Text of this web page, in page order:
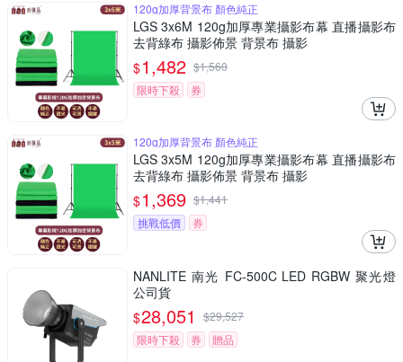
120g加厚背景布 顏色純正
LGS 3x6M 120g加厚專業攝影布幕 直播攝影布
去背綠布 攝影佈景 背景布 攝影
$1,482 $1,560
限時下殺
券
120g加厚背景布 顏色純正
LGS 3x5M 120g加厚專業攝影布幕 直播攝影布
去背綠布 攝影佈景 背景布 攝影
$1,369 $1,441
挑戰低價
券
NANLITE 南光 FC-500C LED RGBW 聚光燈
公司貨
$28,051 $29,527
限時下殺
券 贈品